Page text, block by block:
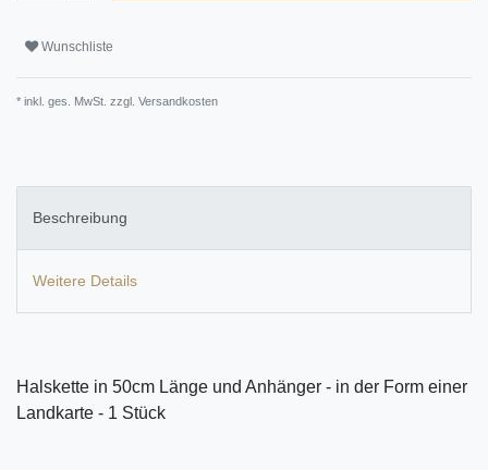
Wunschliste
* inkl. ges. MwSt. zzgl. Versandkosten
Beschreibung
Weitere Details
Halskette in 50cm Länge und Anhänger - in der Form einer
Landkarte - 1 Stück